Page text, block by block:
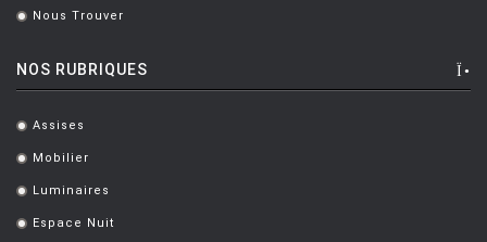
. Nous Trouver
NOS RUBRIQUES
. Assises
. Mobilier
. Luminaires
. Espace Nuit